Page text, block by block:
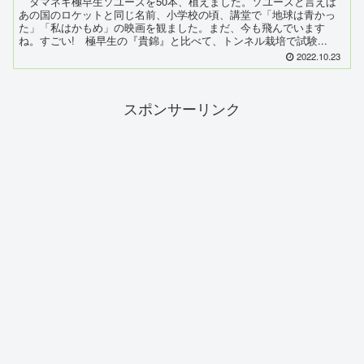
あの国のロケットと同じ名前、小学校の頃、講堂で「地球は青かっ
た」「私はかもめ」の映画を観ました。まだ、今も飛んでいます
ね。すごい! 極早生の『貴錦』と比べて、トンネル栽培で試験...
2022.10.23
スポンサーリンク